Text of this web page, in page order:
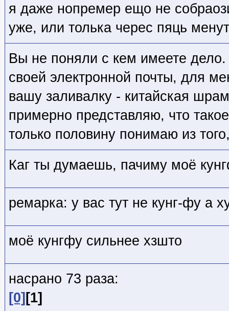
я даже нопремер ещо не
уже, или толька черес пяць
Вы не поняли с кем имеете
своей электронной почты, для
вашу заливалку - китайская
примерно представляю, что
только половину понимаю из
Каг ты думаешь, пачиму моё
ремарка: у вас тут не кунг-фу а
моё кунгфу сильнее хзшто
насрано 73 раза:
[0] [1]